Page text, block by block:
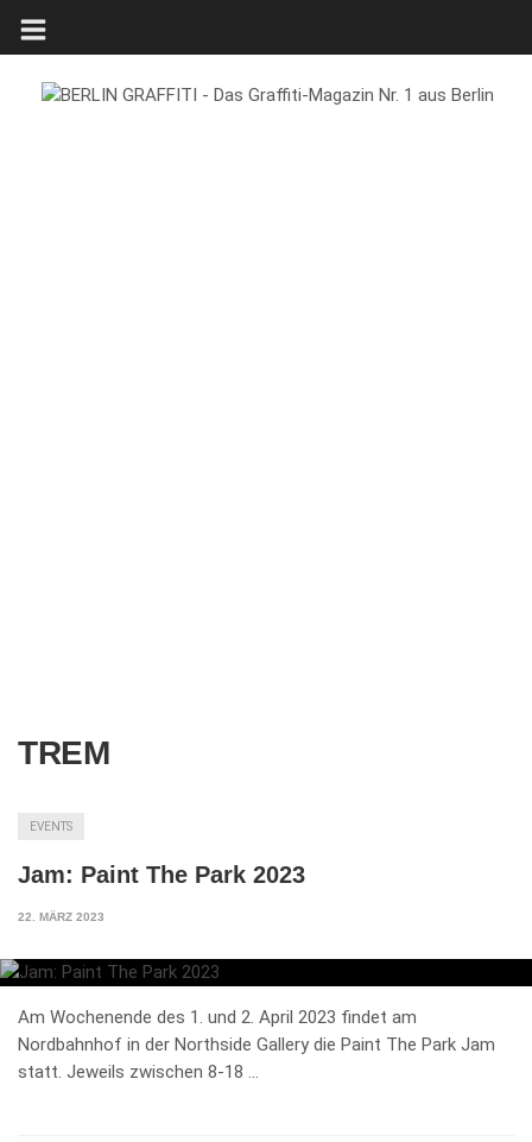
TREM
EVENTS
Jam: Paint The Park 2023
22. MÄRZ 2023
Am Wochenende des 1. und 2. April 2023 findet am
Nordbahnhof in der Northside Gallery die Paint The Park Jam
statt. Jeweils zwischen 8-18 …